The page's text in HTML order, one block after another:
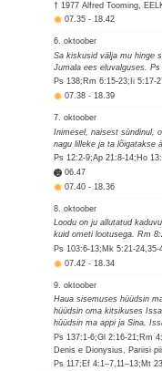
† 1977 Alfred Tooming,
07.35-18.42
6. oktoober
Sa kiskusid välja mu hinge
Jumala ees eluvalguses. Ps
Ps 138;Rm 6:15-23;Ii 5:17-
07.38-18.39
7. oktoober
Inimesel, naisest sündinul,
nagu lilleke ja ta lõigatakse
Ps 12:2-9;Ap 21:8-14;Ho
06.47
07.40- 18.36
8. oktoober
Loodu on ju allutatud
kuid ometi lootusega. Rm
Ps 103:6-13;Mk 5:21-24,35-
07.42- 18.34
9. oktoober
Haua sisemuses hüüdsin
hüüdsin oma kitsikuses
hüüdsin ma appi ja Sina,
Ps 137:1-6;Gl 2:16-21;Rm
Denis e Dionysius, Pariisi
Ps 117;Ef 4:1–7,11–13;Mt